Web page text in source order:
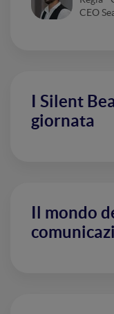
CEO
I Silent
giornata
Il mondo